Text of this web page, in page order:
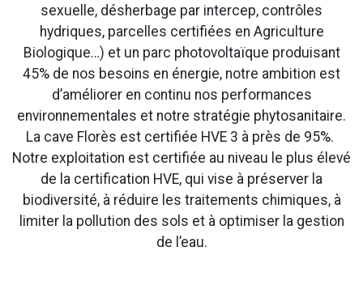
sexuelle, désherbage par intercep, contrôles
hydriques, parcelles certifiées en Agriculture
Biologique…) et un parc photovoltaïque produisant
45% de nos besoins en énergie, notre ambition est
d’améliorer en continu nos performances
environnementales et notre stratégie phytosanitaire.
La cave Florès est certifiée HVE 3 à près de 95%.
Notre exploitation est certifiée au niveau le plus élevé
de la certification HVE, qui vise à préserver la
biodiversité, à réduire les traitements chimiques, à
limiter la pollution des sols et à optimiser la gestion
de l’eau.